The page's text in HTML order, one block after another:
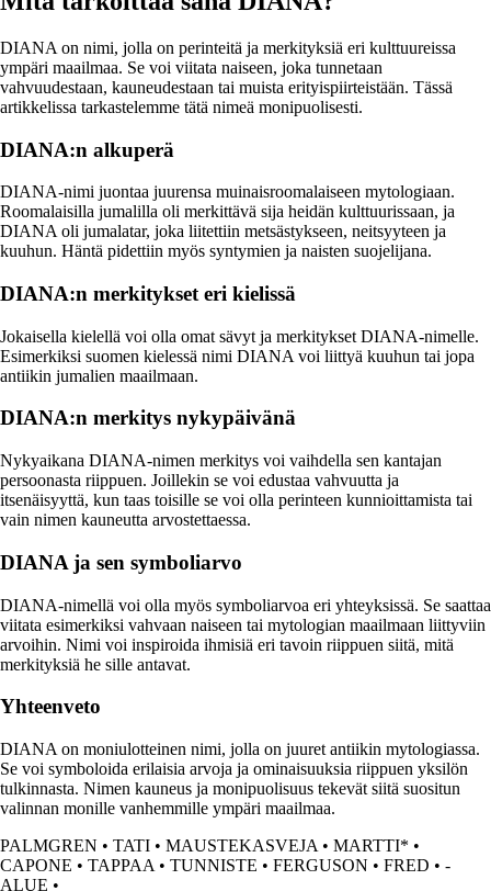
DIANA on nimi, jolla on perinteitä ja merkityksiä eri kulttuureissa
ympäri maailmaa. Se voi viitata naiseen, joka tunnetaan
vahvuudestaan, kauneudestaan tai muista erityispiirteistään. Tässä
artikkelissa tarkastelemme tätä nimeä monipuolisesti.
DIANA:n alkuperä
DIANA-nimi juontaa juurensa muinaisroomalaiseen mytologiaan.
Roomalaisilla jumalilla oli merkittävä sija heidän kulttuurissaan, ja
DIANA oli jumalatar, joka liitettiin metsästykseen, neitsyyteen ja
kuuhun. Häntä pidettiin myös syntymien ja naisten suojelijana.
DIANA:n merkitykset eri kielissä
Jokaisella kielellä voi olla omat sävyt ja merkitykset DIANA-nimelle.
Esimerkiksi suomen kielessä nimi DIANA voi liittyä kuuhun tai jopa
antiikin jumalien maailmaan.
DIANA:n merkitys nykypäivänä
Nykyaikana DIANA-nimen merkitys voi vaihdella sen kantajan
persoonasta riippuen. Joillekin se voi edustaa vahvuutta ja
itsenäisyyttä, kun taas toisille se voi olla perinteen kunnioittamista tai
vain nimen kauneutta arvostettaessa.
DIANA ja sen symboliarvo
DIANA-nimellä voi olla myös symboliarvoa eri yhteyksissä. Se saattaa
viitata esimerkiksi vahvaan naiseen tai mytologian maailmaan liittyviin
arvoihin. Nimi voi inspiroida ihmisiä eri tavoin riippuen siitä, mitä
merkityksiä he sille antavat.
Yhteenveto
DIANA on moniulotteinen nimi, jolla on juuret antiikin mytologiassa.
Se voi symboloida erilaisia arvoja ja ominaisuuksia riippuen yksilön
tulkinnasta. Nimen kauneus ja monipuolisuus tekevät siitä suositun
valinnan monille vanhemmille ympäri maailmaa.
PALMGREN • TATI • MAUSTEKASVEJA • MARTTI* •
CAPONE • TAPPAA • TUNNISTE • FERGUSON • FRED • -
ALUE •